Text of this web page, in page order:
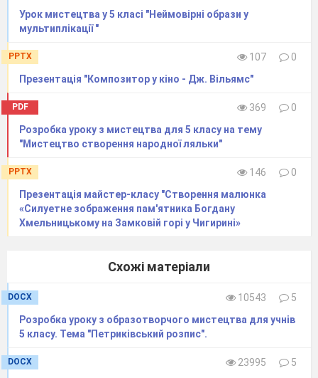
Чи може костюм «говорити» замість актора?
Яка маска сьогодні була найскладнішою для
втілення?
Театральний словничок
— виконавець ролей у театральних
Амплуа— певний тип ролей, що відповідають
зовнішності та здібностям актора (наприклад:
комік, герой, лиходій).
Декорації— художнє оформлення сцени
— рухи рук чи тіла, які виражають
певні почуття або думки.
 Міміка— виразні рухи м'язів обличчя, що
— вид мистецтва, де образ
Урок мистецтва у 5 класі "Неймовірні образи у
мультиплікації "
PPTX 107
0
Презентація "Композитор у кіно - Дж. Вільямс"
PDF 369
0
Розробка уроку з мистецтва для 5 класу на тему
"Мистецтво створення народної ляльки"
PPTX 146
0
Презентація майстер-класу "Створення малюнка
«Силуетне зображення пам'ятника Богдану
Хмельницькому на Замковій горі у Чигирині»
Схожі матеріали
DOCX 10543
5
Розробка уроку з образотворчого мистецтва для учнів
5 класу. Тема "Петриківський розпис".
DOCX 23995
5